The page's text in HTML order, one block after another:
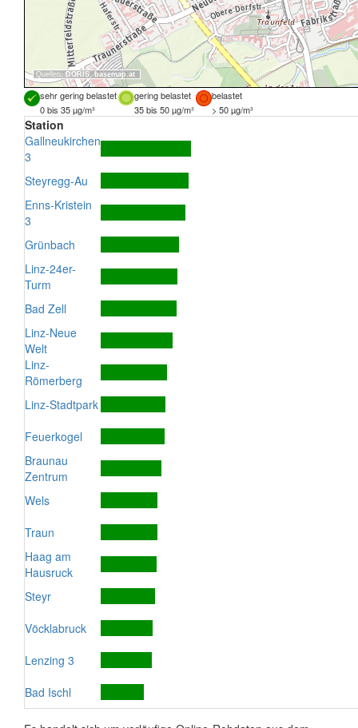
Quellen: DORIS, basemap.at
sehr gering belastet gering belastet
belastet
0 bis 35 µg/m³
35 bis 50 µg/m³ > 50 µg/m³
Station
Gallneukirchen
3
Steyregg-Au
Enns-Kristein
3
Grünbach
Linz-24er-
Turm
Bad Zell
Linz-Neue
Welt
Linz-
Römerberg
Linz-Stadtpark
Feuerkogel
Braunau
Zentrum
Wels
Traun
Haag am
Hausruck
Steyr
Vöcklabruck
Lenzing 3
Bad Ischl